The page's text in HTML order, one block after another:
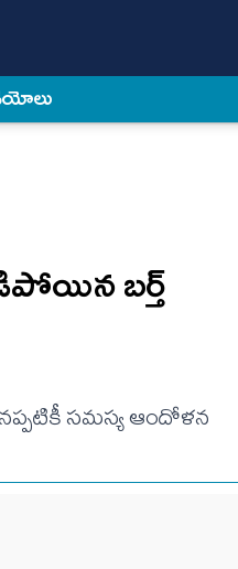
బర్త్
సమస్య ఆందోళన